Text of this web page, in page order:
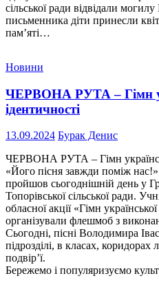
сільської ради відвідали
письменника діти принесли
пам’яті…
Новини
ЧЕРВОНА РУТА – Гімн
ідентичності
13.09.2024 Бурак Денис
ЧЕРВОНА РУТА – Гімн
«Його пісня завжди поміж
пройшов сьогоднішній день у
Топорівської сільської ради.
обласної акції «Гімн
організували флешмоб з
Сьогодні, пісні Володимира
підрозділі, в класах,
подвір’ї.
Бережемо і популяризуємо